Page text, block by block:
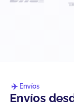
Envíos
Envíos